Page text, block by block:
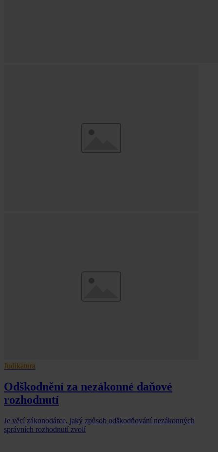
Judikatura
Odškodnění za nezákonné daňové
rozhodnutí
Je věcí zákonodárce, jaký způsob odškodňování nezákonných
správních rozhodnutí zvolí